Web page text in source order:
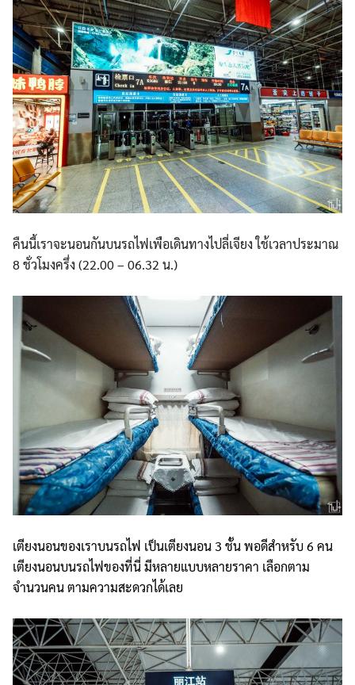
คืนนี้เราจะนอนกันบนรถไฟเพื่อเดินทางไปลี่เจียง ใช้เวลาประมาณ
8 ชั่วโมงครึ่ง (22.00 – 06.32 น.)
เตียงนอนของเราบนรถไฟ เป็นเตียงนอน 3 ชั้น พอดีสำหรับ 6 คน
เตียงนอนบนรถไฟของที่นี่ มีหลายแบบหลายราคา เลือกตาม
จำนวนคน ตามความสะดวกได้เลย